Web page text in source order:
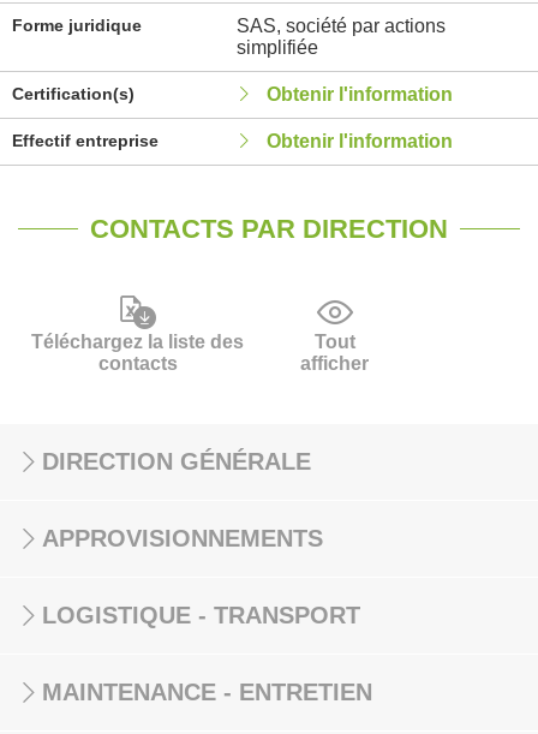
Forme juridique
SAS, société par actions
simplifiée
Certification(s) Obtenir l'information
Effectif entreprise Obtenir l'information
CONTACTS PAR DIRECTION
Téléchargez la liste des
contacts
Tout
afficher
DIRECTION GÉNÉRALE
APPROVISIONNEMENTS
LOGISTIQUE - TRANSPORT
MAINTENANCE - ENTRETIEN